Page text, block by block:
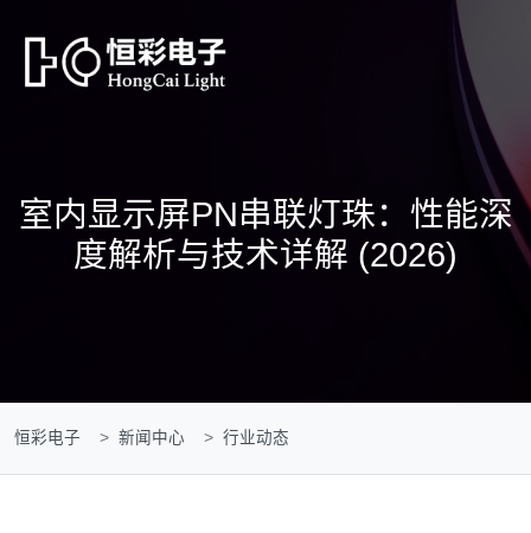
室内显示屏PN串联灯珠：性能深
度解析与技术详解 (2026)
恒彩电子 新闻中心 行业动态